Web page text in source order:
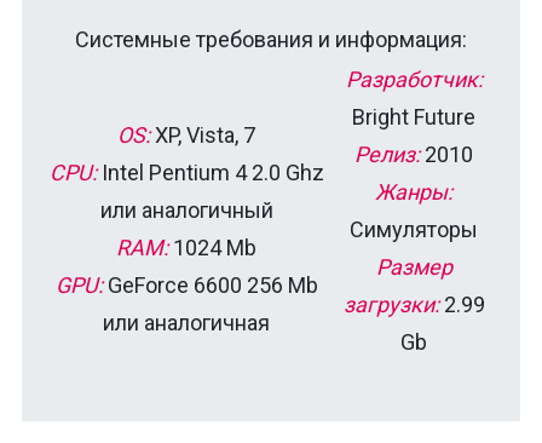
Системные требования и информация:
OS:XP, Vista, 7
CPU:Intel Pentium 4 2.0 Ghz
или аналогичный
RAM:1024 Mb
GPU:GeForce 6600 256 Mb
или аналогичная
Разработчик:
Bright Future
Релиз:2010
Жанры:
Симуляторы
Размер
загрузки:2.99
Gb